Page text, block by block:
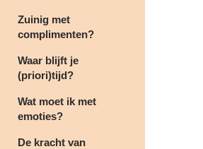
Zuinig met
complimenten?
Waar blijft je
(priori)tijd?
Wat moet ik met
emoties?
De kracht van